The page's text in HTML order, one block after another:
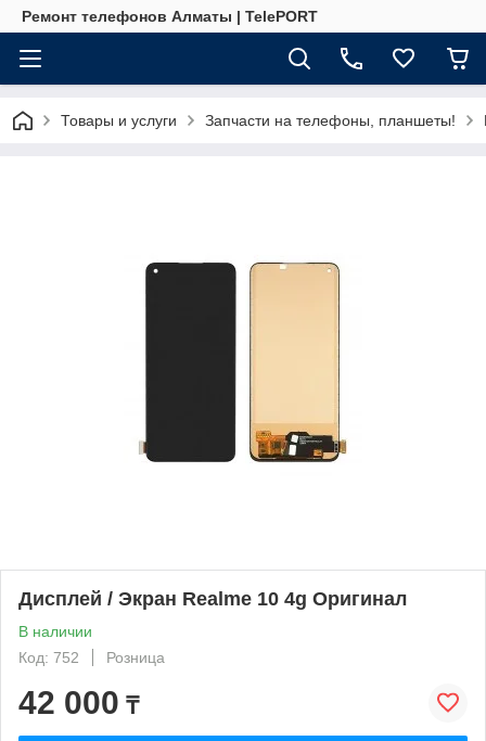
Ремонт телефонов Алматы | TelePORT
Товары и услуги Запчасти на телефоны, планшеты!
Дисплей / Экран Realme 10 4g Оригинал
В наличии
Код: 752
Розница
42 000 ₸